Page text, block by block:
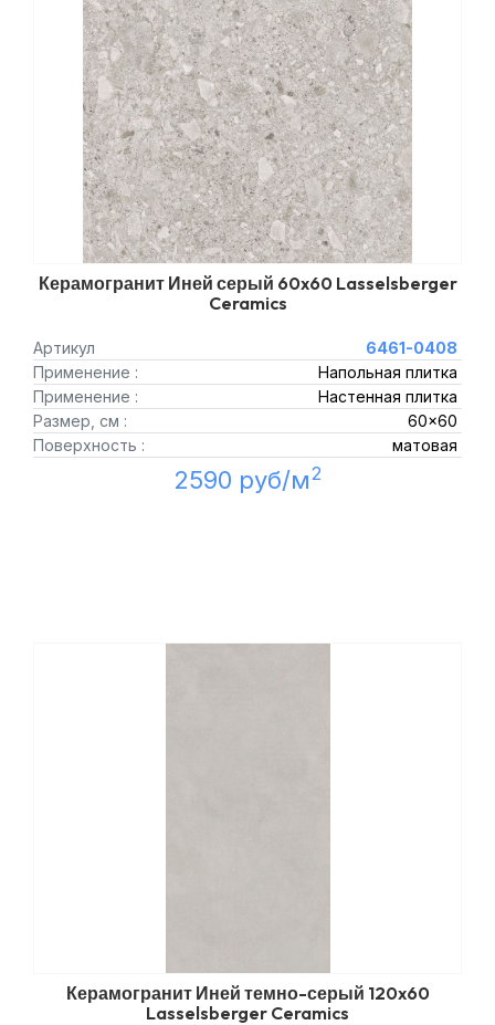
Керамогранит Иней серый 60x60 Lasselsberger
Ceramics
Артикул
6461-0408
Применение :
Напольная плитка
Применение :
Настенная плитка
Размер, см :
60x60
Поверхность :
матовая
2590 руб/м2
Керамогранит Иней темно-серый 120x60
Lasselsberger Ceramics